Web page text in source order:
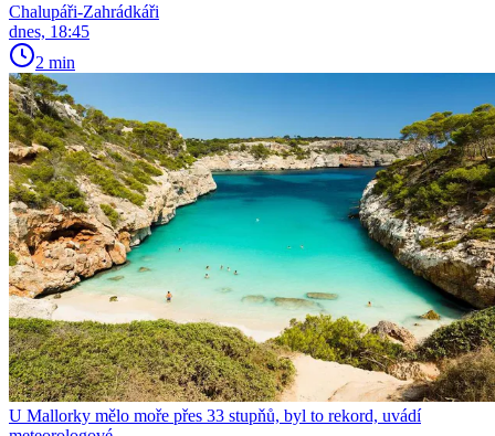
Chalupáři-Zahrádkáři
dnes, 18:45
2 min
U Mallorky mělo moře přes 33 stupňů, byl to rekord, uvádí